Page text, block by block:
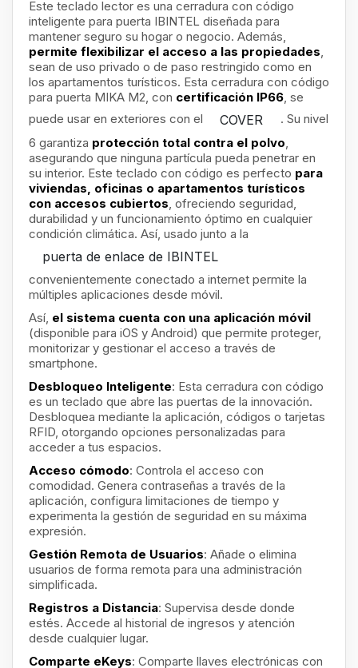
Este teclado lector es una cerradura con código
inteligente para puerta IBINTEL diseñada para
mantener seguro su hogar o negocio. Además,
permite flexibilizar el acceso a las propiedades,
sean de uso privado o de paso restringido como en
los apartamentos turísticos. Esta cerradura con código
para puerta MIKA M2, con certificación IP66, se
puede usar en exteriores con el
COVER
. Su nivel
6 garantiza protección total contra el polvo,
asegurando que ninguna partícula pueda penetrar en
su interior. Este teclado con código es perfecto para
viviendas, oficinas o apartamentos turísticos
con accesos cubiertos, ofreciendo seguridad,
durabilidad y un funcionamiento óptimo en cualquier
condición climática. Así, usado junto a la
puerta de enlace de IBINTEL
convenientemente conectado a internet permite la
múltiples aplicaciones desde móvil.
Así, el sistema cuenta con una aplicación móvil
(disponible para iOS y Android) que permite proteger,
monitorizar y gestionar el acceso a través de
smartphone.
Desbloqueo Inteligente: Esta cerradura con código
es un teclado que abre las puertas de la innovación.
Desbloquea mediante la aplicación, códigos o tarjetas
RFID, otorgando opciones personalizadas para
acceder a tus espacios.
Acceso cómodo: Controla el acceso con
comodidad. Genera contraseñas a través de la
aplicación, configura limitaciones de tiempo y
experimenta la gestión de seguridad en su máxima
expresión.
Gestión Remota de Usuarios: Añade o elimina
usuarios de forma remota para una administración
simplificada.
Registros a Distancia: Supervisa desde donde
estés. Accede al historial de ingresos y atención
desde cualquier lugar.
Comparte eKeys: Comparte llaves electrónicas con